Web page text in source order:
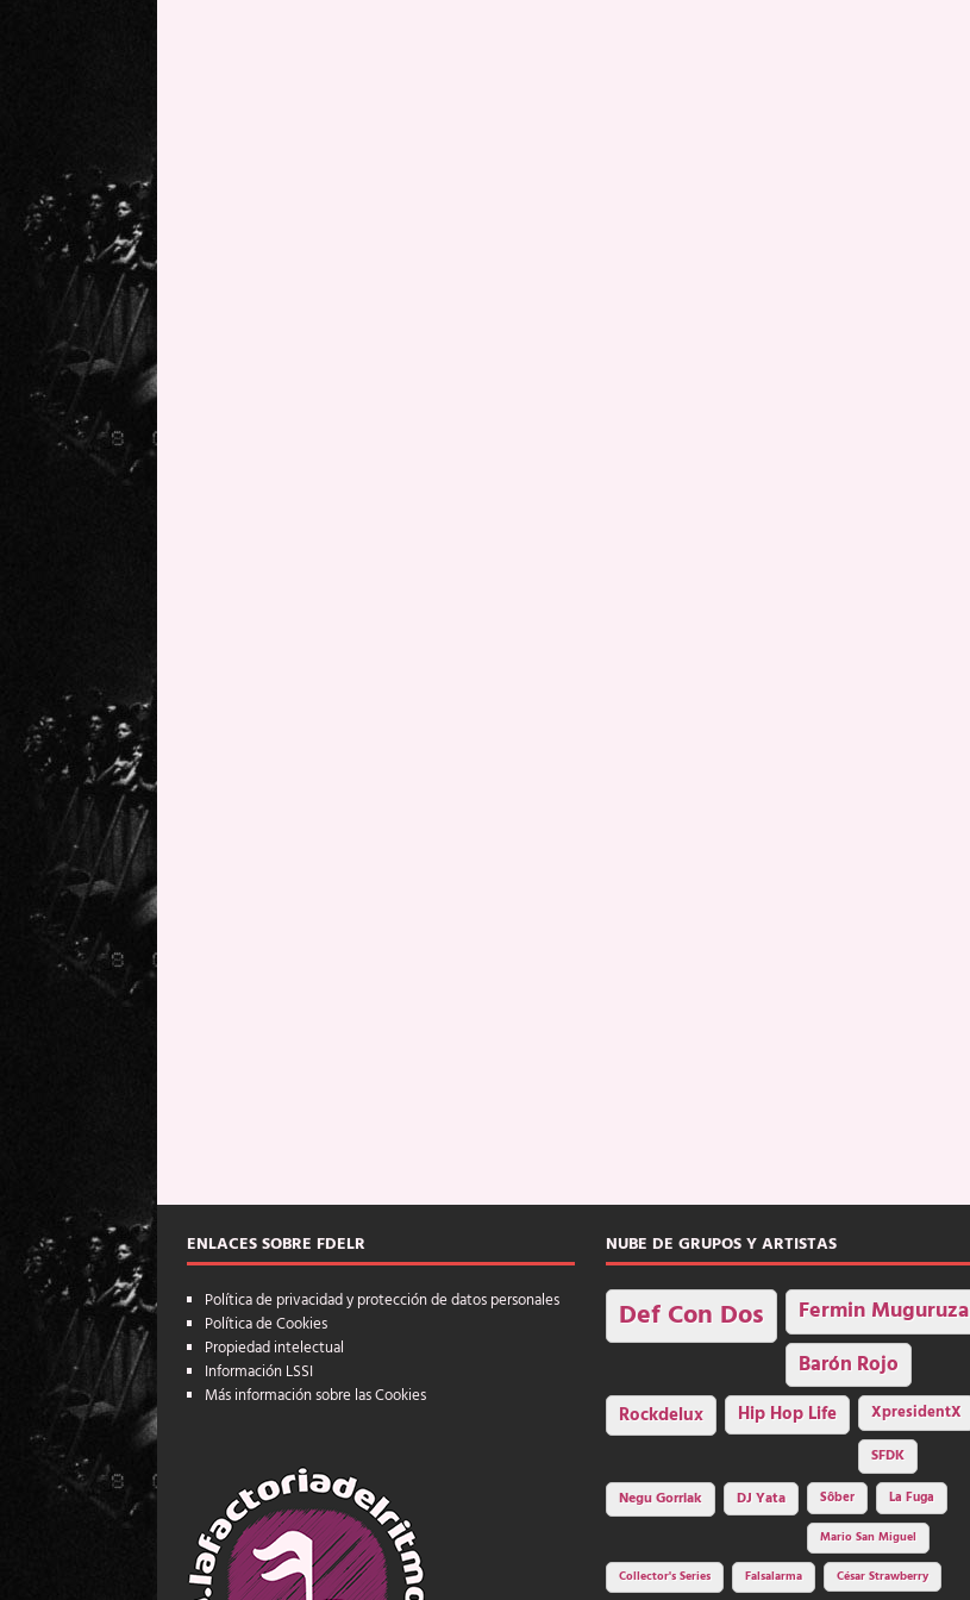
ENLACES SOBRE FDELR
Política de privacidad y protección de datos personales
Política de Cookies
Propiedad intelectual
Información LSSI
Más información sobre las Cookies
NUBE DE GRUPOS Y ARTISTAS
Def Con Dos Fermin Muguruza
Barón Rojo
Rockdelux Hip Hop Life
XpresidentX
SFDK
Negu Gorriak
DJ Yata Sôber
La Fuga
Mario San Miguel
Collector's Series
Falsalarma César Strawberry